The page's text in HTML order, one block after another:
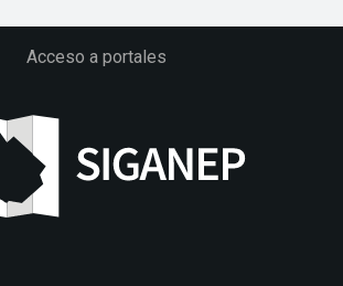
Acceso a portales